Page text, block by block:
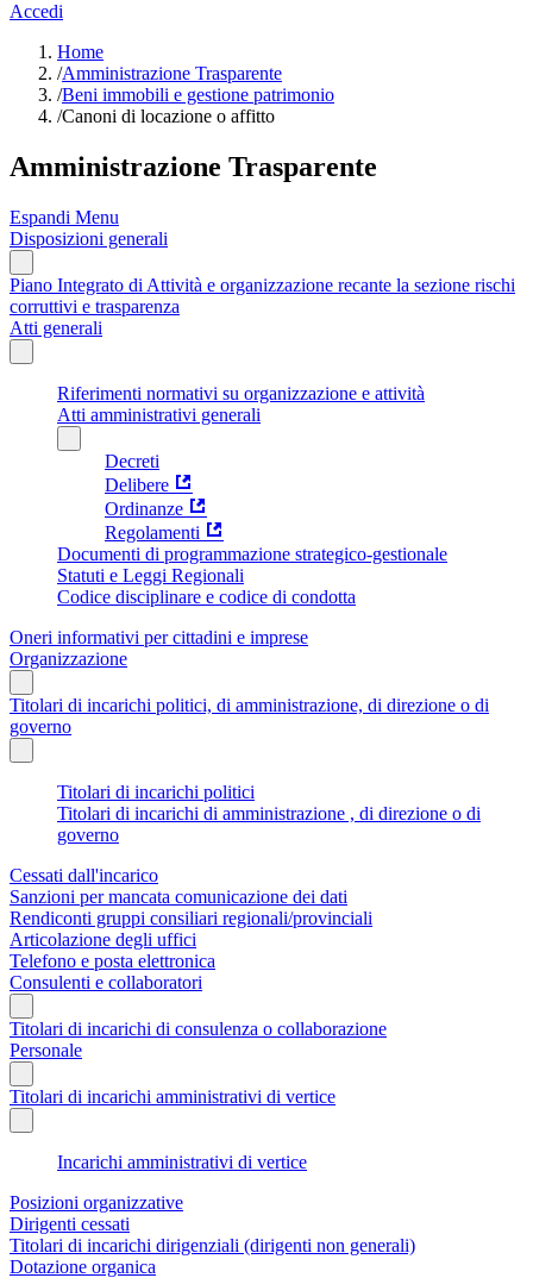
Accedi
Home
/Amministrazione Trasparente
/Beni immobili e gestione patrimonio
/Canoni di locazione o affitto
Amministrazione Trasparente
Espandi Menu
Disposizioni generali
Piano Integrato di Attività e organizzazione recante la sezione rischi
corruttivi e trasparenza
Atti generali
Riferimenti normativi su organizzazione e attività
Atti amministrativi generali
Decreti
Delibere
Ordinanze
Regolamenti
Documenti di programmazione strategico-gestionale
Statuti e Leggi Regionali
Codice disciplinare e codice di condotta
Oneri informativi per cittadini e imprese
Organizzazione
Titolari di incarichi politici, di amministrazione, di direzione o di
governo
Titolari di incarichi politici
Titolari di incarichi di amministrazione , di direzione o di
governo
Cessati dall'incarico
Sanzioni per mancata comunicazione dei dati
Rendiconti gruppi consiliari regionali/provinciali
Articolazione degli uffici
Telefono e posta elettronica
Consulenti e collaboratori
Titolari di incarichi di consulenza o collaborazione
Personale
Titolari di incarichi amministrativi di vertice
Incarichi amministrativi di vertice
Posizioni organizzative
Dirigenti cessati
Titolari di incarichi dirigenziali (dirigenti non generali)
Dotazione organica